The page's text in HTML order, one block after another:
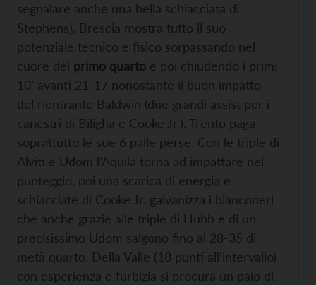
segnalare anche una bella schiacciata di
Stephens). Brescia mostra tutto il suo
potenziale tecnico e fisico sorpassando nel
cuore del primo quarto e poi chiudendo i primi
10’ avanti 21-17 nonostante il buon impatto
del rientrante Baldwin (due grandi assist per i
canestri di Biligha e Cooke Jr.). Trento paga
soprattutto le sue 6 palle perse. Con le triple di
Alviti e Udom l’Aquila torna ad impattare nel
punteggio, poi una scarica di energia e
schiacciate di Cooke Jr. galvanizza i bianconeri
che anche grazie alle triple di Hubb e di un
precisissimo Udom salgono fino al 28-35 di
metà quarto. Della Valle (18 punti all’intervallo)
con esperienza e furbizia si procura un paio di